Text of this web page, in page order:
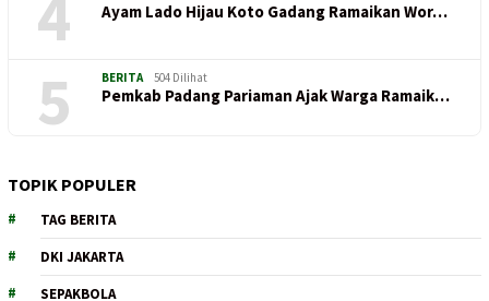
4 Ayam Lado Hijau Koto Gadang Ramaikan Wor…
5 BERITA 504 Dilihat
Pemkab Padang Pariaman Ajak Warga Ramaik…
TOPIK POPULER
TAG BERITA
DKI JAKARTA
SEPAKBOLA